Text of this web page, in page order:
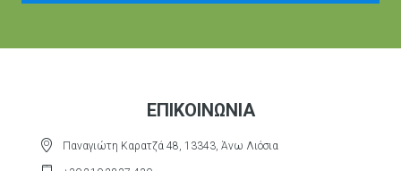
ΕΠΙΚΟΙΝΩΝΊΑ
Παναγιώτη Καρατζά 48, 13343, Άνω Λιόσια